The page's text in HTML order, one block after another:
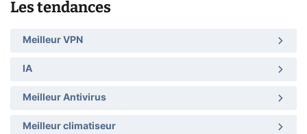
Les tendances
Meilleur VPN
IA
Meilleur Antivirus
Meilleur climatiseur